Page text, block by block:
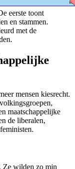
eerste toont
en stammen.
met de
mensen kiesrecht.
maatschappelijke
de liberalen,
Ze wilden zo min